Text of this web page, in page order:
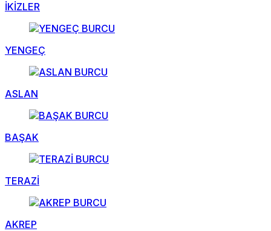
İKİZLER
YENGEÇ
ASLAN
BAŞAK
TERAZİ
AKREP